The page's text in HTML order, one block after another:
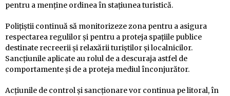
pentru a menține ordinea în stațiunea turistică.
Polițiștii continuă să monitorizeze zona pentru a asigura
respectarea regulilor și pentru a proteja spațiile publice
destinate recreerii și relaxării turiștilor și localnicilor.
Sancțiunile aplicate au rolul de a descuraja astfel de
comportamente și de a proteja mediul înconjurător.
Acțiunile de control și sancționare vor continua pe litoral, în